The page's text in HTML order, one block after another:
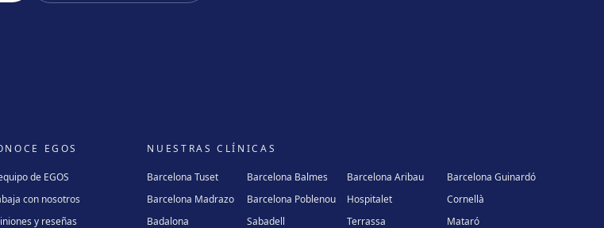
EGOS
de EGOS
con nosotros
y reseñas
NUESTRAS CLÍNICAS
Barcelona Tuset Barcelona Balmes Barcelona Aribau
Barcelona Guinardó
Barcelona Madrazo
Barcelona Poblenou Hospitalet
Cornellà
Badalona
Sabadell Terrassa
Mataró